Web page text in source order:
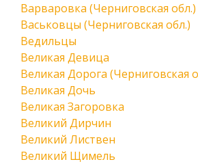
Варваровка (Черниговская обл.)
Васьковцы (Черниговская обл.)
Ведильцы
Великая Девица
Великая Дорога (Черниговская
Великая Дочь
Великая Загоровка
Великий Дирчин
Великий Листвен
Великий Щимель